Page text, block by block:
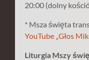
20:00 (dolny
* Msza święta
YouTube „Głos
Liturgia Mszy